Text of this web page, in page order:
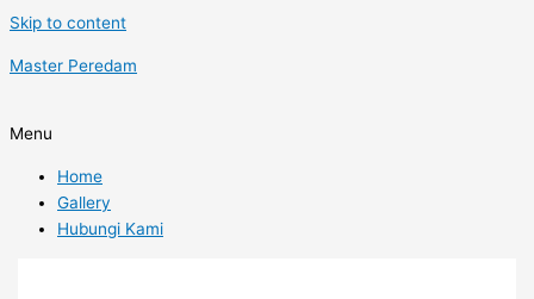
Skip to content
Master Peredam
Menu
Home
Gallery
Hubungi Kami